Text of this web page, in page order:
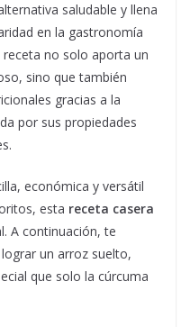
saludable y llena
en la gastronomía
receta no solo aporta un
sino que también
gracias a la
por sus propiedades
económica y versátil
esta receta casera
A continuación, te
un arroz suelto,
que solo la cúrcuma